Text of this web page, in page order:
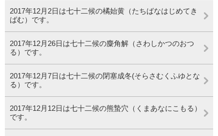
2017年12月2日は七十二候の橘始黄（たちばなはじめてき
ばむ）です。
2017年12月26日は七十二候の麋角解（さわしかつのおつ
る）です。
2017年12月7日は七十二候の閉塞成冬(そらさむくふゆとな
る）です。
2017年12月12日は七十二候の熊蟄穴（くまあなにこもる）
です。